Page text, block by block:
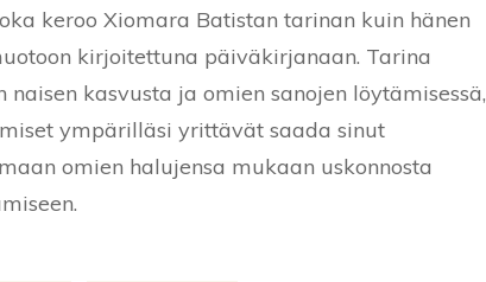
X
–
Acevedo
keroo Xiomara Batistan tarinan kuin hänen
kirjoitettuna päiväkirjanaan. Tarina
naisen kasvusta ja omien sanojen löytämisessä,
ympärilläsi yrittävät saada sinut
omien halujensa mukaan uskonnosta